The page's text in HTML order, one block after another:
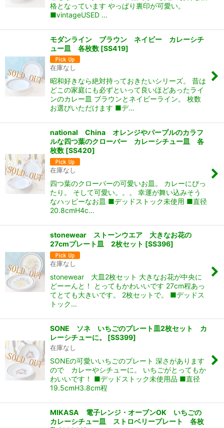
格となっています やっぱり裏印が可愛い。
■vintageUSED …
モダンライン ブラウン ネイビー カレーシチ
ュー皿 各枚数 [SS419]
在庫なし
昭和好きなら絶対持っておきたいシリーズ。 昔は
どこの家庭にも必ずといって良いほどあったライ
ンのカレー皿 ブラウンとネイビーライン。 枚数
お選びいただけます ■デ…
national China オレンジやパープルのカラフ
ルな四つ葉のクローバー カレーシチュー皿 各
枚数 [SS420]
在庫なし
四つ葉のクローバーの可愛いお皿。 カレーにぴっ
たり。 そして可愛い。。。 幸運が舞い込みそう
なハッピーなお皿 ■デッドストック未使用 ■直径
20.8cmH4c…
stonewear ストーンウエア 大きなお花の
27cmプレート皿 2枚セット [SS396]
在庫なし
stonewear 大皿2枚セット 大きなお花が中央に
どーーんと！ とってもかわいいです 27cm程あっ
てとても大きいです。 2枚セットで。 ■デッドス
トック…
SONE ソネ いちごのプレート皿2枚セット カ
レーシチューに。
[SS399]
在庫なし
SONEの可愛いいちごのプレート 深さがあります
ので カレーやシチューに。 いちごがとってもか
わいいです！ ■デッドストック未使用品 ■直径
19.5cmH3.8cm程
MIKASA 電子レンジ・オーブンOK いちごの
カレーシチュー皿 ストロベリープレート 各枚